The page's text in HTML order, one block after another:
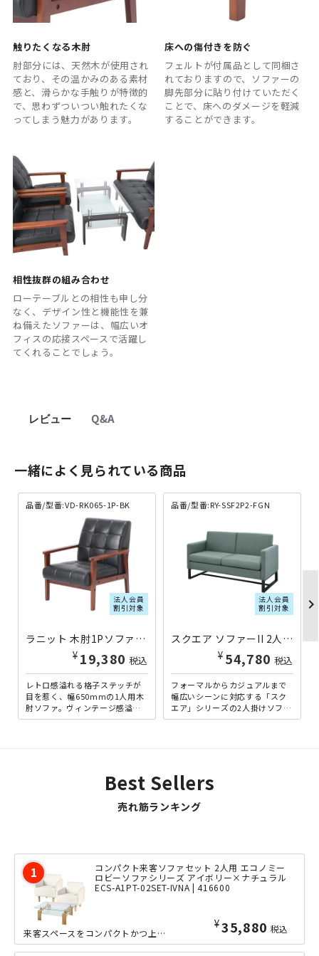
触りたくなる木肘
肘部分には、天然木が使用され
ており、その温かみのある素材
感と、滑らかな手触りが特徴的
で、思わずついつい触れたくな
ってしまう魅力があります。
床への傷付きを防ぐ
フェルトが付属品として同梱さ
れておりますので、ソファーの
脚先部分に貼り付けていただく
ことで、床へのダメージを軽減
することができます。
相性抜群の組み合わせ
ローテーブルとの相性も申し分
なく、デザイン性と機能性を兼
ね備えたソファーは、幅広いオ
フィスの応接スペースで活躍し
てくれることでしょう。
レビュー Q&A
一緒によく見られている商品
品番/型番:VD-RK065-1P-BK
法人会員
割引対象
ラニット 木肘1Pソファー W650×D780×H770 レザーブラック VD-RK065-1P-BK | 119283
¥ 19,380 税込
レトロ感溢れる格子ステッチが
目を惹く、幅650mmの1人用木
肘ソファ。ヴィンテージ感溢れ
るブラックレザー×ブラウンフ
品番/型番:RY-SSF2P2-FGN
法人会員
割引対象
スクエア ソファーII 2人掛け W1340×D640×H760 グリーン/ファブリック RY-SSF2P2-FGN | 152863
¥ 54,780 税込
フォーマルからカジュアルまで
幅広いシーンに対応する「スク
エア」シリーズの2人掛けソファ
ーです。お洒落なロの字型のス
chevron_right
Best Sellers
売れ筋ランキング
コンパクト来客ソファセット 2人用 エコノミー
ロビーソファシリーズ アイボリー×ナチュラル
ECS-A1PT-02SET-IVNA | 416600
¥35,880 税込
来客スペースをコンパクトかつ上質に整える、「コンパクト来客ソファセット 2人用」...